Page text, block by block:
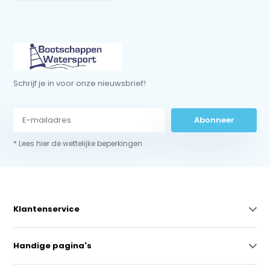
Schrijf je in voor onze nieuwsbrief!
Abonneer
* Lees hier de wettelijke beperkingen
Klantenservice
Handige pagina's